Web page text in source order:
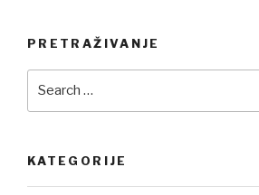
PRETRAŽIVANJE
KATEGORIJE